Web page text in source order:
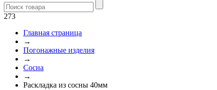
273
Главная страница
→
Погонажные изделия
→
Сосна
→
Раскладка из сосны 40мм